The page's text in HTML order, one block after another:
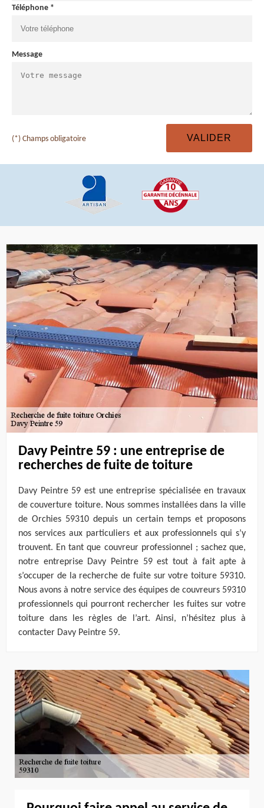
Téléphone *
Message
(*) Champs obligatoire
Davy Peintre 59 : une entreprise de
recherches de fuite de toiture
Davy Peintre 59 est une entreprise spécialisée en travaux
de couverture toiture. Nous sommes installées dans la ville
de Orchies 59310 depuis un certain temps et proposons
nos services aux particuliers et aux professionnels qui s’y
trouvent. En tant que couvreur professionnel ; sachez que,
notre entreprise Davy Peintre 59 est tout à fait apte à
s’occuper de la recherche de fuite sur votre toiture 59310.
Nous avons à notre service des équipes de couvreurs 59310
professionnels qui pourront rechercher les fuites sur votre
toiture dans les règles de l’art. Ainsi, n’hésitez plus à
contacter Davy Peintre 59.